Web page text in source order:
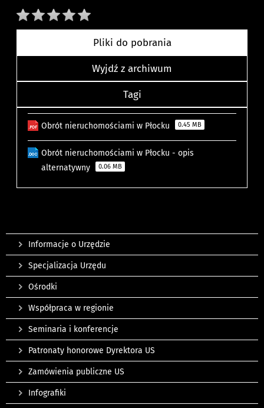
Pliki do pobrania
Wyjdź z archiwum
Tagi
Obrót nieruchomościami w Płocku 0.45 MB
Obrót nieruchomościami w Płocku - opis
alternatywny
0.06 MB
Informacje o Urzędzie
Specjalizacja Urzędu
Ośrodki
Współpraca w regionie
Seminaria i konferencje
Patronaty honorowe Dyrektora US
Zamówienia publiczne US
Infografiki